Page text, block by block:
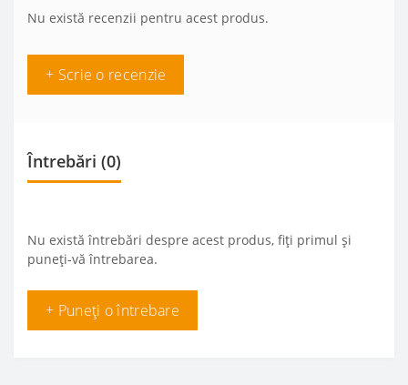
Nu există recenzii pentru acest produs.
+ Scrie o recenzie
Întrebări (0)
Nu există întrebări despre acest produs, fiți primul și
puneți-vă întrebarea.
+ Puneți o întrebare